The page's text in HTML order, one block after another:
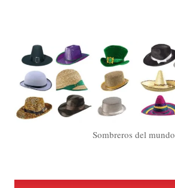
Sombreros del mundo